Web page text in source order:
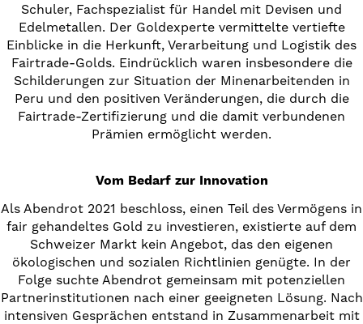
Schuler, Fachspezialist für Handel mit Devisen und
Edelmetallen. Der Goldexperte vermittelte vertiefte
Einblicke in die Herkunft, Verarbeitung und Logistik des
Fairtrade-Golds. Eindrücklich waren insbesondere die
Schilderungen zur Situation der Minenarbeitenden in
Peru und den positiven Veränderungen, die durch die
Fairtrade-Zertifizierung und die damit verbundenen
Prämien ermöglicht werden.
Vom Bedarf zur Innovation
Als Abendrot 2021 beschloss, einen Teil des Vermögens in
fair gehandeltes Gold zu investieren, existierte auf dem
Schweizer Markt kein Angebot, das den eigenen
ökologischen und sozialen Richtlinien genügte. In der
Folge suchte Abendrot gemeinsam mit potenziellen
Partnerinstitutionen nach einer geeigneten Lösung. Nach
intensiven Gesprächen entstand in Zusammenarbeit mit